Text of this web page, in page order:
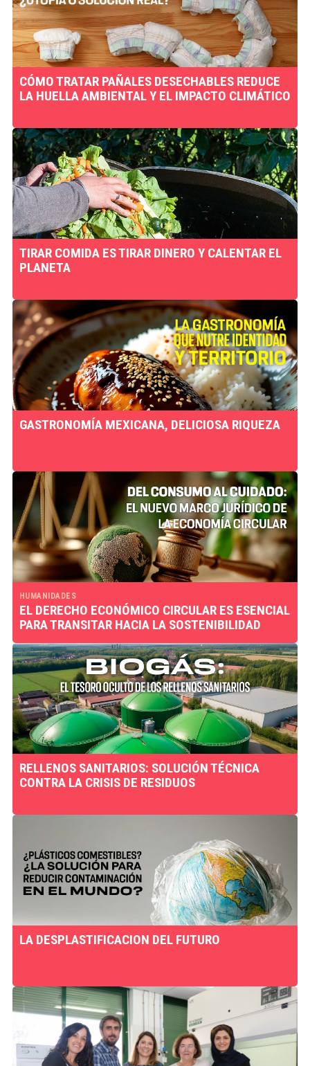
CÓMO TRATAR PAÑALES DESECHABLES REDUCE
LA HUELLA AMBIENTAL Y EL IMPACTO CLIMÁTICO
TIRAR COMIDA ES TIRAR DINERO Y CALENTAR EL
PLANETA
GASTRONOMÍA MEXICANA, DELICIOSA RIQUEZA
HUMANIDADES
EL DERECHO ECONÓMICO CIRCULAR ES ESENCIAL
PARA TRANSITAR HACIA LA SOSTENIBILIDAD
RELLENOS SANITARIOS: SOLUCIÓN TÉCNICA
CONTRA LA CRISIS DE RESIDUOS
LA DESPLASTIFICACION DEL FUTURO